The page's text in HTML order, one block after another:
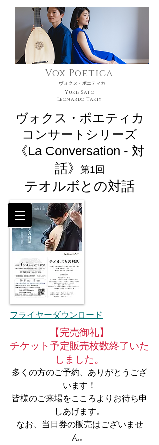
Vox Poetica
ヴォクス・ポエティカ
Yukie Sato
Leonardo Takiy
ヴォクス・ポエティカ
コンサートシリーズ
《La Conversation - 対
話》
第1回
テオルボとの対話
フライヤーダウンロード
【完売御礼】
チケット予定販売枚数終了いた
しました。
多くの方のご予約、ありがとうござ
います！
皆様のご来場をこころよりお待ち申
しあげます。
なお、当日券の販売はございませ
ん。